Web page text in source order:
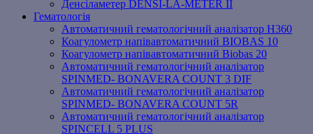
Денсіламетер DENSI-LA-METER ІІ
Гематологія
Автоматичний гематологічний аналізатор Н360
Коагулометр напівавтоматичний BIOBAS 10
Коагулометр напівавтоматичний Biobas 20
Автоматичний гематологічний аналізатор
SPINMED- BONAVERA COUNT 3 DIF
Автоматичний гематологічний аналізатор
SPINMED- BONAVERA COUNT 5R
Автоматичний гематологічний аналізатор
SPINCELL 5 PLUS